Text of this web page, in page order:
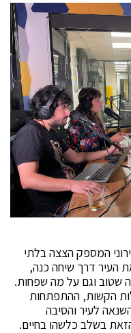
המספק הצצה בלתי
העיר דרך שיחה כנה,
שטוב וגם על מה שפחות.
הקשות, ההתפתחות
לעיר והסיבה
בשלב כלשהו בחיים.